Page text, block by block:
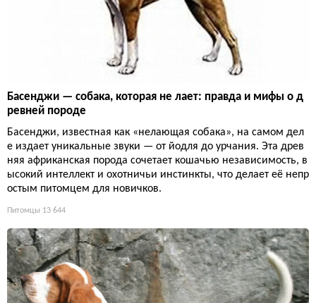
Басенджи — собака, которая не лает: правда и мифы о д
ревней породе
Басенджи, известная как «нелающая собака», на самом дел
е издает уникальные звуки — от йодля до урчания. Эта древ
няя африканская порода сочетает кошачью независимость, в
ысокий интеллект и охотничьи инстинкты, что делает её непр
остым питомцем для новичков.
Питомцы 13 644